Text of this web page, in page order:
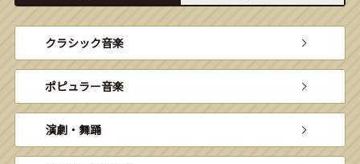
クラシック音楽
ポピュラー音楽
演劇・舞踊